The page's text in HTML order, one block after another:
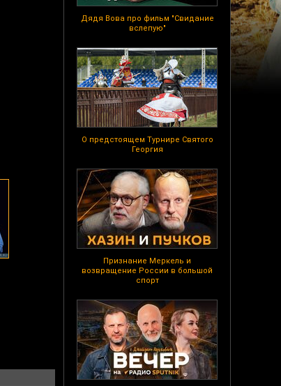
Дядя Вова про фильм "Свидание
вслепую"
О предстоящем Турнире Святого
Георгия
Признание Меркель и
возвращение России в большой
спорт